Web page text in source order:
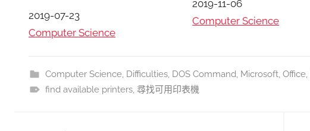
日期
2019-07-23
關於
Computer Science
日期
2019-11-06
關於
Computer Science
Computer Science, Difficulties, DOS Command, Microsoft, Office,
find available printers, 尋找可用印表機